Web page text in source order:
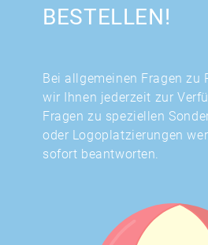
BESTELLEN!
Bei allgemeinen Fragen zu
wir Ihnen jederzeit zur
Fragen zu speziellen
oder Logoplatzierungen
sofort beantworten.